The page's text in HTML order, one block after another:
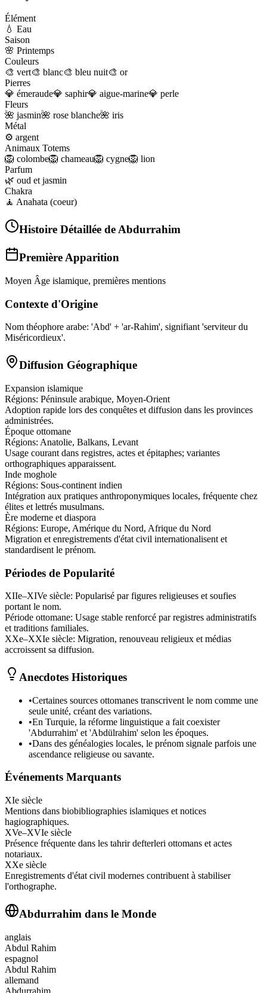
Élément
💧 Eau
Saison
🌸 Printemps
Couleurs
🎨 vert🎨 blanc🎨 bleu nuit🎨 or
Pierres
💎 émeraude💎 saphir💎 aigue-marine💎 perle
Fleurs
🌺 jasmin🌺 rose blanche🌺 iris
Métal
⚙️ argent
Animaux Totems
🦁 colombe🦁 chameau🦁 cygne🦁 lion
Parfum
🌿 oud et jasmin
Chakra
🧘 Anahata (coeur)
Histoire Détaillée de Abdurrahim
Première Apparition
Moyen Âge islamique, premières mentions
Contexte d'Origine
Nom théophore arabe: 'Abd' + 'ar-Rahim', signifiant 'serviteur du
Miséricordieux'.
Diffusion Géographique
Expansion islamique
Régions: Péninsule arabique, Moyen-Orient
Adoption rapide lors des conquêtes et diffusion dans les provinces
administrées.
Époque ottomane
Régions: Anatolie, Balkans, Levant
Usage courant dans registres, actes et épitaphes; variantes
orthographiques apparaissent.
Inde moghole
Régions: Sous-continent indien
Intégration aux pratiques anthroponymiques locales, fréquente chez
élites et lettrés musulmans.
Ère moderne et diaspora
Régions: Europe, Amérique du Nord, Afrique du Nord
Migration et enregistrements d'état civil internationalisent et
standardisent le prénom.
Périodes de Popularité
XIIe–XIVe siècle: Popularisé par figures religieuses et soufies
portant le nom.
Période ottomane: Usage stable renforcé par registres administratifs
et traditions familiales.
XXe–XXIe siècle: Migration, renouveau religieux et médias
accroissent sa diffusion.
Anecdotes Historiques
•Certaines sources ottomanes transcrivent le nom comme une
seule unité, créant des variations.
•En Turquie, la réforme linguistique a fait coexister
'Abdurrahim' et 'Abdülrahim' selon les époques.
•Dans des généalogies locales, le prénom signale parfois une
ascendance religieuse ou savante.
Événements Marquants
XIe siècle
Mentions dans biobibliographies islamiques et notices
hagiographiques.
XVe–XVIe siècle
Présence fréquente dans les tahrir defterleri ottomans et actes
notariaux.
XXe siècle
Enregistrements d'état civil modernes contribuent à stabiliser
l'orthographe.
Abdurrahim dans le Monde
anglais
Abdul Rahim
espagnol
Abdul Rahim
allemand
Abdurrahim